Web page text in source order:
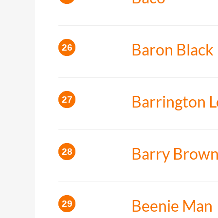
Baron Black
Barrington
Barry Brown
Beenie Man